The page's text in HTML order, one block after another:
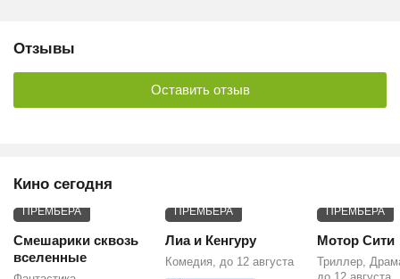
Отзывы
Оставить отзыв
Кино сегодня
ПРЕМЬЕРА
Смешарики сквозь
вселенные
ПРЕМЬЕРА
Лиа и Кенгуру
Комедия, до 12 августа
ПРЕМЬЕРА
Мотор Сити
Триллер,